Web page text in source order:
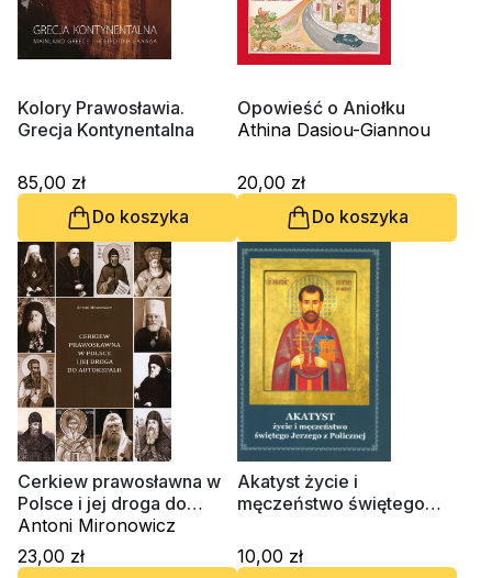
Kolory Prawosławia.
Grecja Kontynentalna
85,00 zł
Do koszyka
Opowieść o Aniołku
Athina Dasiou-Giannou
20,00 zł
Do koszyka
Cerkiew prawosławna w
Polsce i jej droga do
autokefalii
Antoni Mironowicz
23,00 zł
Akatyst życie i
męczeństwo świętego
10,00 zł